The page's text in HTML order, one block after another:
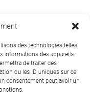
des technologies telles
informations des appareils.
de traiter des
ou les ID uniques sur ce
consentement peut avoir un
?